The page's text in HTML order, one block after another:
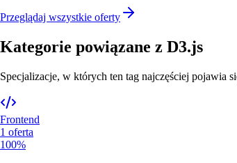
Przeglądaj wszystkie oferty
Kategorie powiązane z D3.js
Specjalizacje, w których ten tag najczęściej pojawia
Frontend
1 oferta
100%